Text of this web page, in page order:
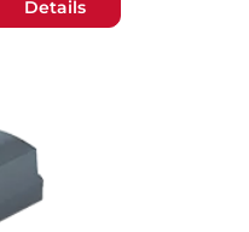
Details